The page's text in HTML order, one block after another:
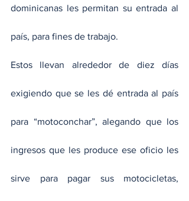
dominicanas les permitan su entrada al
país, para fines de trabajo.
Estos llevan alrededor de diez días
exigiendo que se les dé entrada al país
para “motoconchar”, alegando que los
ingresos que les produce ese oficio les
sirve para pagar sus motocicletas,